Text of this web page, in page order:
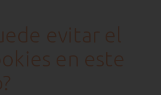
evitar el
en este